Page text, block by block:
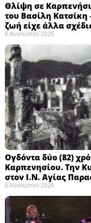
Θλίψη σε
του Βασίλη
ζωή είχε άλλα
6 Αυγούστου 2026
Ογδόντα δύο (82)
Καρπενησίου. Την
στον Ι.Ν. Αγίας
6 Αυγούστου 2026